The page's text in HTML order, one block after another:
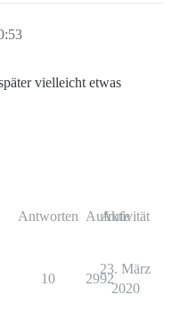
vielleicht etwas
Antworten Aufrufe
Aktivität
10 2992
23. März
2020